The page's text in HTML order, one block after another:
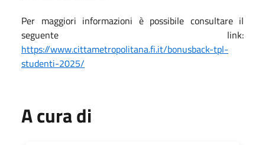
Per maggiori informazioni è possibile consultare il
seguente link:
https://www.cittametropolitana.fi.it/bonusback-tpl-
studenti-2025/
A cura di